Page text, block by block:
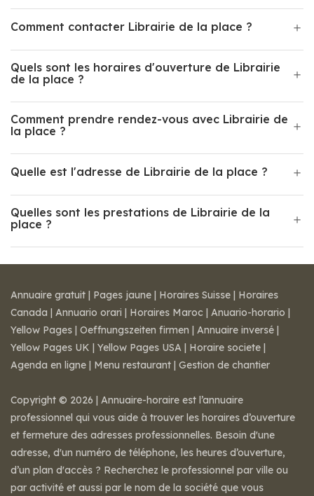
Comment contacter Librairie de la place ?
Quels sont les horaires d'ouverture de Librairie
de la place ?
Comment prendre rendez-vous avec Librairie de
la place ?
Quelle est l'adresse de Librairie de la place ?
Quelles sont les prestations de Librairie de la
place ?
Annuaire gratuit | Pages jaune | Horaires Suisse | Horaires
Canada | Annuario orari | Horaires Maroc | Anuario-horario |
Yellow Pages | Oeffnungszeiten firmen | Annuaire inversé |
Yellow Pages UK | Yellow Pages USA | Horaire societe |
Agenda en ligne | Menu restaurant | Gestion de chantier
Copyright © 2026 | Annuaire-horaire est l’annuaire
professionnel qui vous aide à trouver les horaires d’ouverture
et fermeture des adresses professionnelles. Besoin d'une
adresse, d'un numéro de téléphone, les heures d’ouverture,
d’un plan d'accès ? Recherchez le professionnel par ville ou
par activité et aussi par le nom de la société que vous